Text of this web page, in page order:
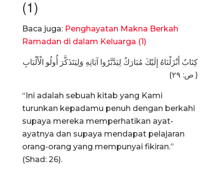
(1)
Baca juga: Penghayatan Makna Berkah
Ramadan di dalam Keluarga (1)
كِتَابٌ أَنْزَلْنَاهُ إِلَيْكَ مُبَارَكٌ لِيَدَّبَّرُوا آيَاتِهِ وَلِيَتَذَكَّرَ أُولُو الْأَلْبَابِ
( ص: ٢٩)
“Ini adalah sebuah kitab yang Kami
turunkan kepadamu penuh dengan berkahi
supaya mereka memperhatikan ayat-
ayatnya dan supaya mendapat pelajaran
orang-orang yang mempunyai fikiran.”
(Shad: 26).